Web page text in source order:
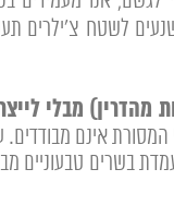
מהדרין) מבלי
אינם מבודדים.
בשרים